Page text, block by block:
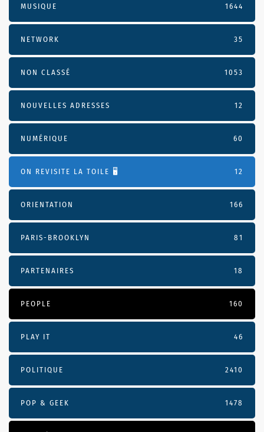
MUSIQUE 1644
NETWORK 35
NON CLASSÉ 1053
NOUVELLES ADRESSES 12
NUMÉRIQUE 60
ON REVISITE LA TOILE 🖥️ 12
ORIENTATION 166
PARIS-BROOKLYN 81
PARTENAIRES 18
PEOPLE 160
PLAY IT 46
POLITIQUE 2410
POP & GEEK 1478